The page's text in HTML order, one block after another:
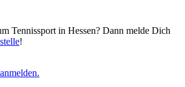
Tennissport in Hessen? Dann melde Dich
!